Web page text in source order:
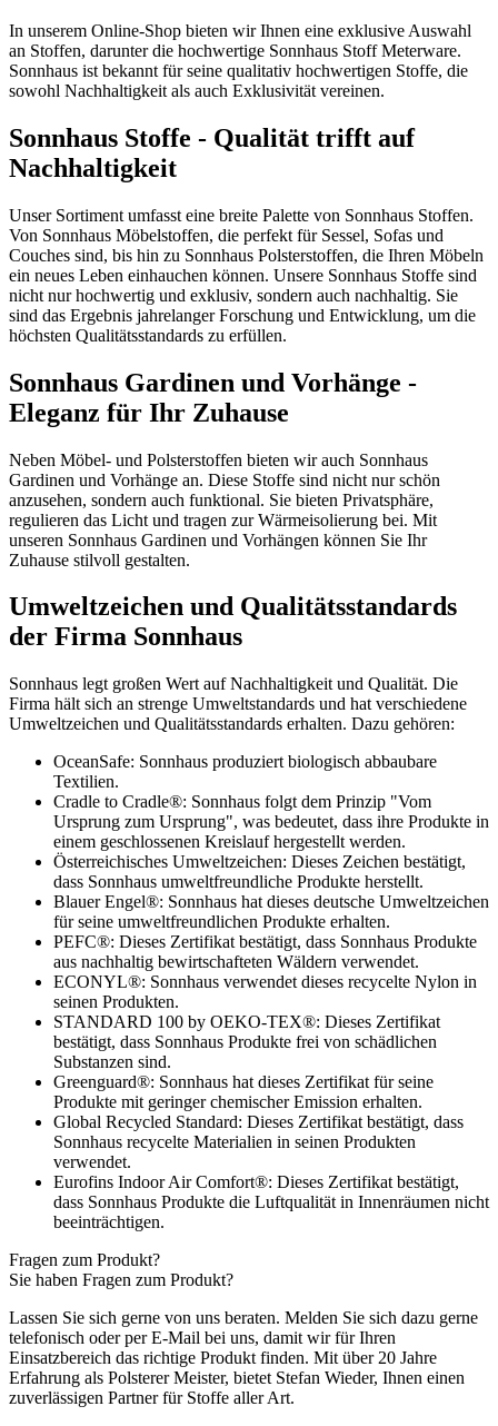
In unserem Online-Shop bieten wir Ihnen eine exklusive Auswahl
an Stoffen, darunter die hochwertige Sonnhaus Stoff Meterware.
Sonnhaus ist bekannt für seine qualitativ hochwertigen Stoffe, die
sowohl Nachhaltigkeit als auch Exklusivität vereinen.
Sonnhaus Stoffe - Qualität trifft auf
Nachhaltigkeit
Unser Sortiment umfasst eine breite Palette von Sonnhaus Stoffen.
Von Sonnhaus Möbelstoffen, die perfekt für Sessel, Sofas und
Couches sind, bis hin zu Sonnhaus Polsterstoffen, die Ihren Möbeln
ein neues Leben einhauchen können. Unsere Sonnhaus Stoffe sind
nicht nur hochwertig und exklusiv, sondern auch nachhaltig. Sie
sind das Ergebnis jahrelanger Forschung und Entwicklung, um die
höchsten Qualitätsstandards zu erfüllen.
Sonnhaus Gardinen und Vorhänge -
Eleganz für Ihr Zuhause
Neben Möbel- und Polsterstoffen bieten wir auch Sonnhaus
Gardinen und Vorhänge an. Diese Stoffe sind nicht nur schön
anzusehen, sondern auch funktional. Sie bieten Privatsphäre,
regulieren das Licht und tragen zur Wärmeisolierung bei. Mit
unseren Sonnhaus Gardinen und Vorhängen können Sie Ihr
Zuhause stilvoll gestalten.
Umweltzeichen und Qualitätsstandards
der Firma Sonnhaus
Sonnhaus legt großen Wert auf Nachhaltigkeit und Qualität. Die
Firma hält sich an strenge Umweltstandards und hat verschiedene
Umweltzeichen und Qualitätsstandards erhalten. Dazu gehören:
OceanSafe: Sonnhaus produziert biologisch abbaubare
Textilien.
Cradle to Cradle®: Sonnhaus folgt dem Prinzip "Vom
Ursprung zum Ursprung", was bedeutet, dass ihre Produkte in
einem geschlossenen Kreislauf hergestellt werden.
Österreichisches Umweltzeichen: Dieses Zeichen bestätigt,
dass Sonnhaus umweltfreundliche Produkte herstellt.
Blauer Engel®: Sonnhaus hat dieses deutsche Umweltzeichen
für seine umweltfreundlichen Produkte erhalten.
PEFC®: Dieses Zertifikat bestätigt, dass Sonnhaus Produkte
aus nachhaltig bewirtschafteten Wäldern verwendet.
ECONYL®: Sonnhaus verwendet dieses recycelte Nylon in
seinen Produkten.
STANDARD 100 by OEKO-TEX®: Dieses Zertifikat
bestätigt, dass Sonnhaus Produkte frei von schädlichen
Substanzen sind.
Greenguard®: Sonnhaus hat dieses Zertifikat für seine
Produkte mit geringer chemischer Emission erhalten.
Global Recycled Standard: Dieses Zertifikat bestätigt, dass
Sonnhaus recycelte Materialien in seinen Produkten
verwendet.
Eurofins Indoor Air Comfort®: Dieses Zertifikat bestätigt,
dass Sonnhaus Produkte die Luftqualität in Innenräumen nicht
beeinträchtigen.
Fragen zum Produkt?
Sie haben Fragen zum Produkt?
Lassen Sie sich gerne von uns beraten. Melden Sie sich dazu gerne
telefonisch oder per E-Mail bei uns, damit wir für Ihren
Einsatzbereich das richtige Produkt finden. Mit über 20 Jahre
Erfahrung als Polsterer Meister, bietet Stefan Wieder, Ihnen einen
zuverlässigen Partner für Stoffe aller Art.